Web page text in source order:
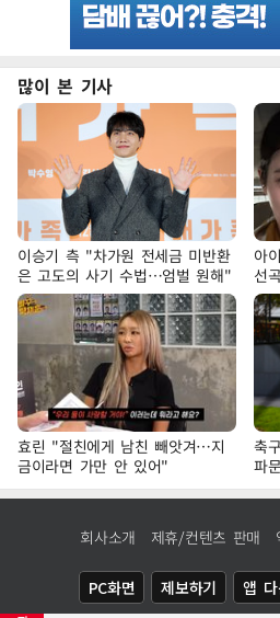
많이 본 기사
이승기 측 "차가원 전세금 미반환
은 고도의 사기 수법…엄벌 원해"
아
선
효린 "절친에게 남친 빼앗겨…지
금이라면 가만 안 있어"
축
파
회사소개 제휴/컨텐츠 판매
PC화면 제보하기 앱 다